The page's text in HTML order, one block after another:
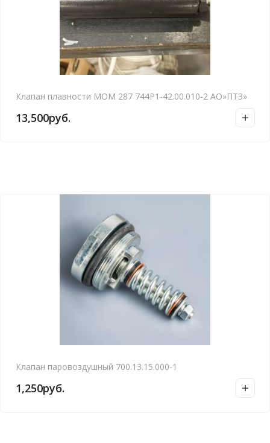
Клапан плавности МОМ 287 744Р1-42.00.010-2 АО»ПТЗ»
13,500руб.
Клапан паровоздушный 700.13.15.000-1
1,250руб.